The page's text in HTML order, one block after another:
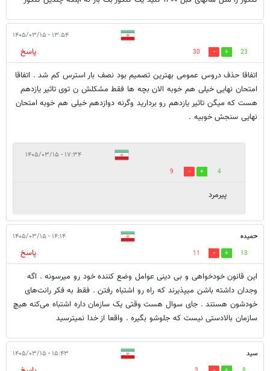
۱۳:۵۴ - ۱۴۰۵/۰۳/۱۵
23
30
پاسخ
اتفاقا حذف دروس عمومی بهترین تصمیم بود نصف بار استرس کم شد . اتفاقا
امتحان نهایی خیلی هم خوبه الان بچه ها فقط مشکلش ن توی تاثیر یازدهم
هست که میگن تاثیر یازدهم رو بردارید وگرنه دوازدهم خیلی هم خوبه امتحان
نهایی سنجش خوبیه .
۱۷:۳۴ - ۱۴۰۵/۰۳/۱۵
4
9
پیرمرد
حمیده ۱۴:۱۴ - ۱۴۰۵/۰۳/۱۵
13
11
پاسخ
این قانون خودخواهی و بی دینی عوامل وضع کننده خود رو میرسونه . اگه
وجدان داشته باشن میپذیرند که راه رو اشتباه رفتن . فقط به فکر رانت‌های
خودشون هستند . جای سوال هست وقتی یک سازمان داره اشتباه می‌کنه هیچ
سازمان بالادستی نیست که جلوشو بگیره . واقعا از خدا نمیترسید
سید ۱۵:۴۳ - ۱۴۰۵/۰۳/۱۵